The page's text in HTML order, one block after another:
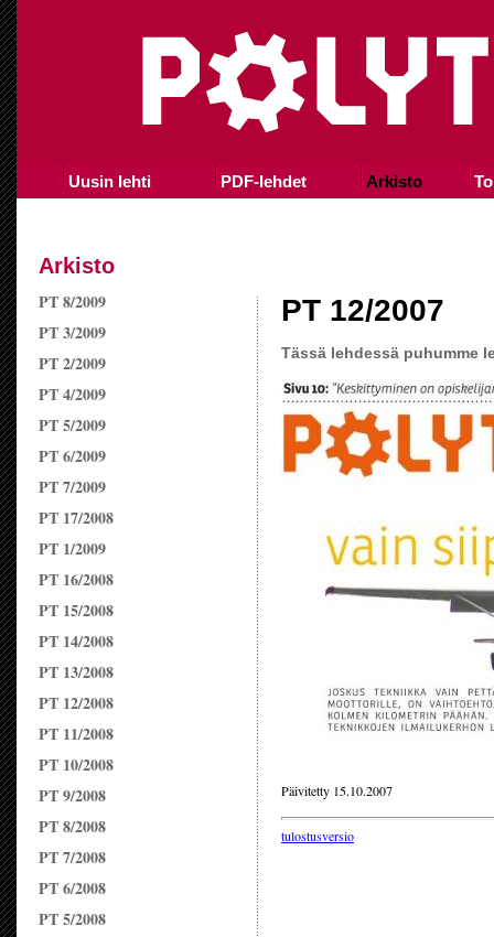
Uusin lehti PDF-lehdet Arkisto
Arkisto
PT 8/2009
PT 3/2009
PT 2/2009
PT 4/2009
PT 5/2009
PT 6/2009
PT 7/2009
PT 17/2008
PT 1/2009
PT 16/2008
PT 15/2008
PT 14/2008
PT 13/2008
PT 12/2008
PT 11/2008
PT 10/2008
PT 9/2008
PT 8/2008
PT 7/2008
PT 6/2008
PT 5/2008
PT 12/2007
Tässä lehdessä puhumme
Päivitetty 15.10.2007
tulostusversio